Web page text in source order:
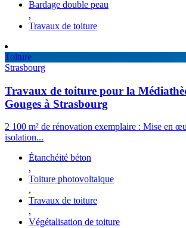
Bardage double peau
,
Travaux de toiture
Toiture
Strasbourg
Travaux de toiture pour la
Gouges à Strasbourg
2 100 m² de rénovation exemplaire : Mise en
isolation...
Étanchéité béton
,
Toiture photovoltaïque
,
Travaux de toiture
,
Végétalisation de toiture